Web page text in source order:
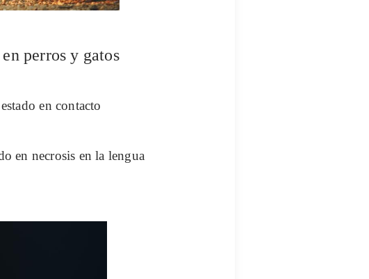
perros y gatos
en contacto
en necrosis en la lengua